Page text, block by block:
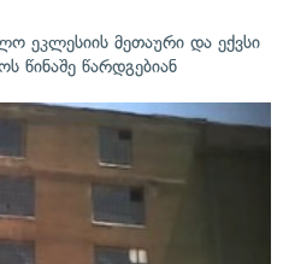
ეკლესიის მეთაური და ექვსი
წინაშე წარდგებიან